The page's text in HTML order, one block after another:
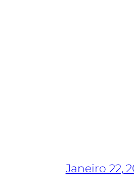
Janeiro 22,